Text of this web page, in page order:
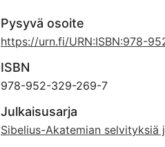
Pysyvä osoite
https://urn.fi/URN:ISBN:978-
ISBN
978-952-329-269-7
Julkaisusarja
Sibelius-Akatemian selvityksiä